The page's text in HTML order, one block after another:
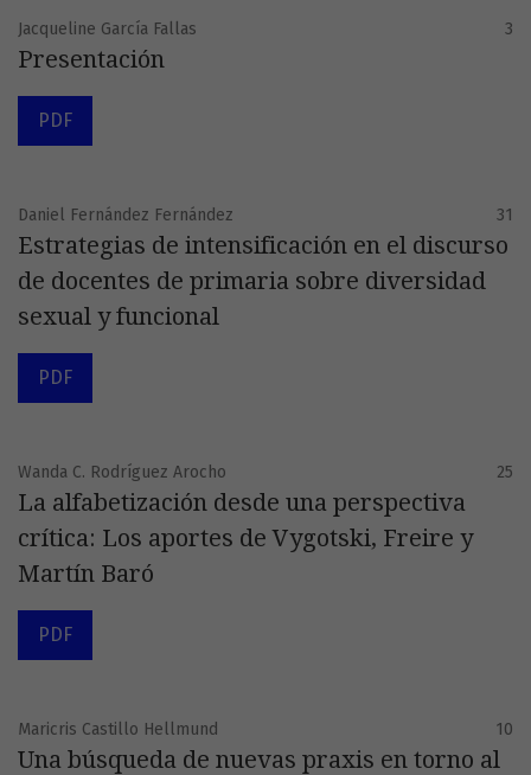
Jacqueline García Fallas 3
Presentación
PDF
Daniel Fernández Fernández 31
Estrategias de intensificación en el discurso
de docentes de primaria sobre diversidad
sexual y funcional
PDF
Wanda C. Rodríguez Arocho 25
La alfabetización desde una perspectiva
crítica: Los aportes de Vygotski, Freire y
Martín Baró
PDF
Maricris Castillo Hellmund 10
Una búsqueda de nuevas praxis en torno al